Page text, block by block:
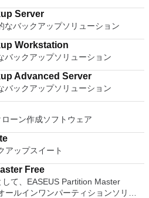
Server
なバックアップソリューション
Workstation
バックアップソリューション
Advanced Server
バックアップソリューション
ーン作成ソフトウェア
アップスイート
Free
て、EASEUS Partition Master
ルインワンパーティションソリュ